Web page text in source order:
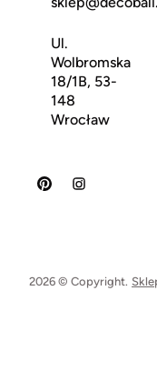
Ul.
Wolbromska
18/1B, 53-
148
Wrocław
2026 © Copyright.